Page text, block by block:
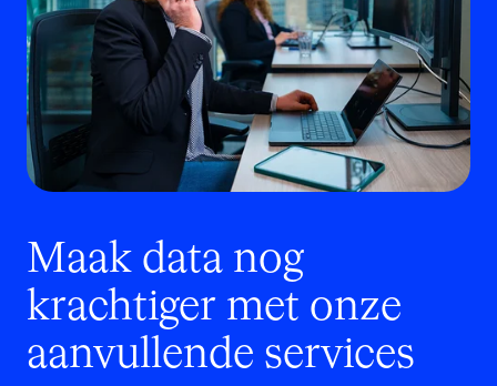
Maak data nog
krachtiger met onze
aanvullende services